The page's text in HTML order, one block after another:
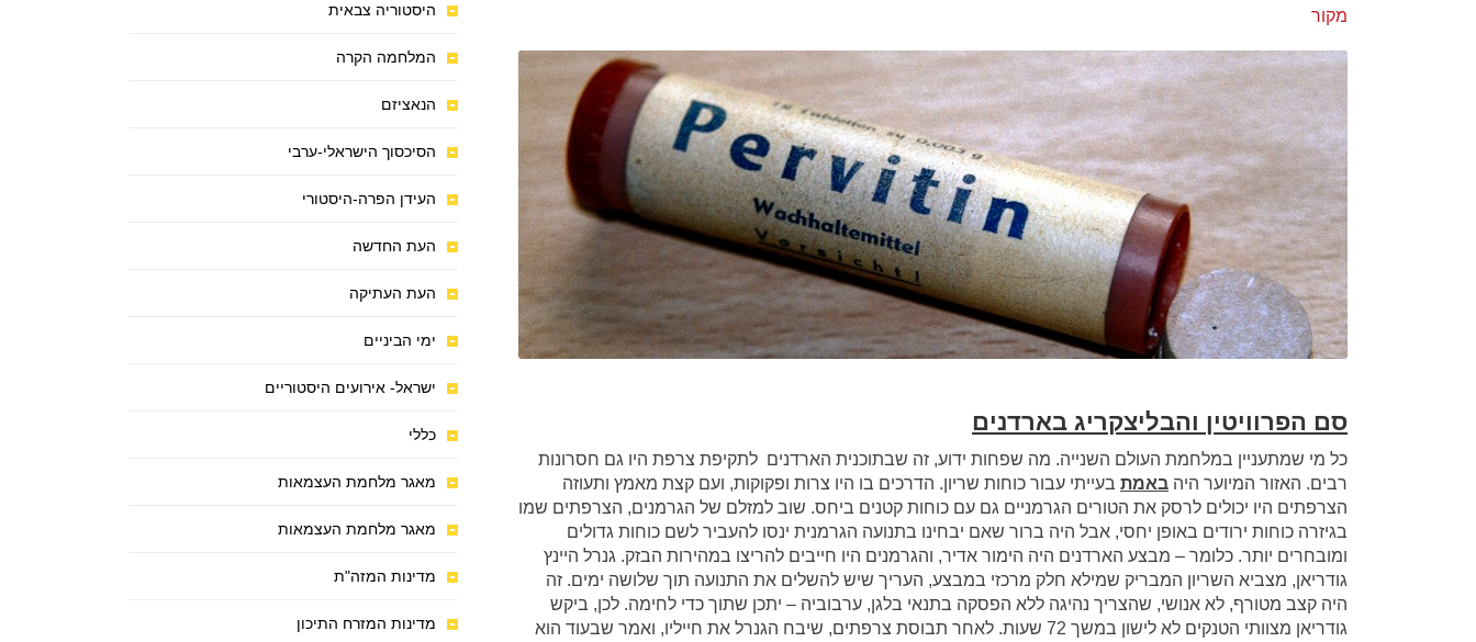
מקור
סם הפרוויטין והבליצקריג בארדנים
כל מי שמתעניין במלחמת העולם השנייה. מה שפחות ידוע, זה שבתוכנית הארדנים לתקיפת צרפת היו גם חסרונות
רבים. האזור המיוער היה באמת בעייתי עבור כוחות שריון. הדרכים בו היו צרות ופקוקות, ועם קצת מאמץ ותעוזה
הצרפתים היו יכולים לרסק את הטורים הגרמניים גם עם כוחות קטנים ביחס. שוב למזלם של הגרמנים, הצרפתים שמו
בגיזרה כוחות ירודים באופן יחסי, אבל היה ברור שאם יבחינו בתנועה הגרמנית ינסו להעביר לשם כוחות גדולים
ומובחרים יותר. כלומר – מבצע הארדנים היה הימור אדיר, והגרמנים היו חייבים להריצו במהירות הבזק. גנרל היינץ
גודריאן, מצביא השריון המבריק שמילא חלק מרכזי במבצע, העריך שיש להשלים את התנועה תוך שלושה ימים. זה
היה קצב מטורף, לא אנושי, שהצריך נהיגה ללא הפסקה בתנאי בלגן, ערבוביה – יתכן שתוך כדי לחימה. לכן, ביקש
גודריאן מצוותי הטנקים לא לישון במשך 72 שעות. לאחר תבוסת צרפתים, שיבח הגנרל את חייליו, ואמר שבעוד הוא
היסטוריה צבאית
המלחמה הקרה
הנאציזם
הסיכסוך הישראלי-ערבי
העידן הפרה-היסטורי
העת החדשה
העת העתיקה
ימי הביניים
ישראל- אירועים היסטוריים
כללי
מאגר מלחמת העצמאות
מאגר מלחמת העצמאות
מדינות המזה"ת
מדינות המזרח התיכון